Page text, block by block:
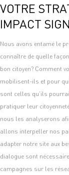
VOTRE
IMPACT
Nous avons entamé le
connaître de quelle
bon citoyen? Comment
mobilisent-ils et pour
sont celles qu’ils
pratiquer leur
nous les analyserons
allons interpeller nos
adapter notre site aux
dialogue sont
campagnes sur les